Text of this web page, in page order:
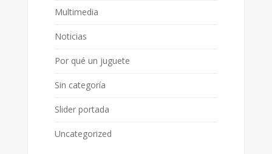
Multimedia
Noticias
Por qué un juguete
Sin categoría
Slider portada
Uncategorized